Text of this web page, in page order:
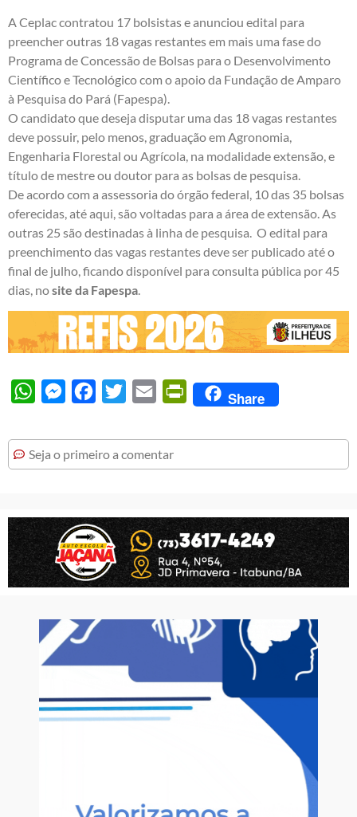
A Ceplac contratou 17 bolsistas e anunciou edital para
preencher outras 18 vagas restantes em mais uma fase do
Programa de Concessão de Bolsas para o Desenvolvimento
Científico e Tecnológico com o apoio da Fundação de Amparo
à Pesquisa do Pará (Fapespa).
O candidato que deseja disputar uma das 18 vagas restantes
deve possuir, pelo menos, graduação em Agronomia,
Engenharia Florestal ou Agrícola, na modalidade extensão, e
título de mestre ou doutor para as bolsas de pesquisa.
De acordo com a assessoria do órgão federal, 10 das 35 bolsas
oferecidas, até aqui, são voltadas para a área de extensão. As
outras 25 são destinadas à linha de pesquisa. O edital para
preenchimento das vagas restantes deve ser publicado até o
final de julho, ficando disponível para consulta pública por 45
dias, nosite da Fapespa.
WhatsAppMessengerFacebook
Twitter Email PrintFriendly
Share
Seja o primeiro a comentar